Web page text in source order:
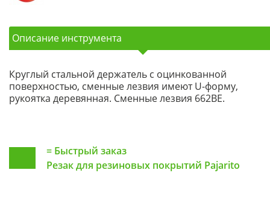
Описание инструмента
Круглый стальной держатель с оцинкованной
поверхностью, сменные лезвия имеют U-форму,
рукоятка деревянная. Сменные лезвия 662BE.
= Быстрый заказ
Резак для резиновых покрытий Pajarito